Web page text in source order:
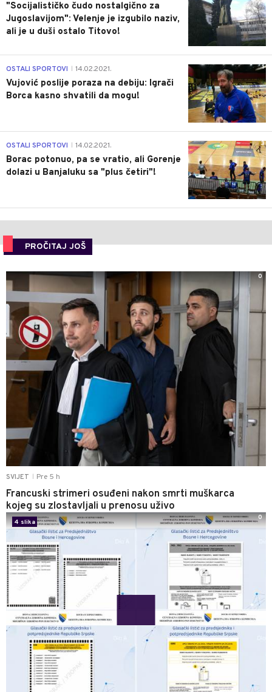
"Socijalističko čudo nostalgično za
Jugoslavijom": Velenje je izgubilo naziv,
ali je u duši ostalo Titovo!
1
OSTALI SPORTOVI 14.02.2021.
Vujović poslije poraza na debiju: Igrači
Borca kasno shvatili da mogu!
3
OSTALI SPORTOVI 14.02.2021.
Borac potonuo, pa se vratio, ali Gorenje
dolazi u Banjaluku sa "plus četiri"!
PROČITAJ JOŠ
SVIJET Pre 5 h
Francuski strimeri osuđeni nakon smrti muškarca
kojeg su zlostavljali u prenosu uživo
0
4 slika
0